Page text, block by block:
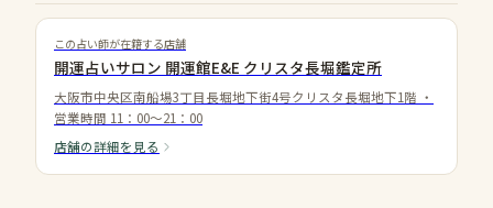
この占い師が在籍する店舗
開運占いサロン 開運館E&E クリスタ長堀鑑定所
大阪市中央区南船場3丁目長堀地下街4号クリスタ長堀地下1階 ・
営業時間 11：00～21：00
店舗の詳細を見る